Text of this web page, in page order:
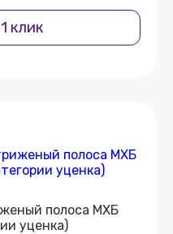
клик
полоса МХБ
уценка)